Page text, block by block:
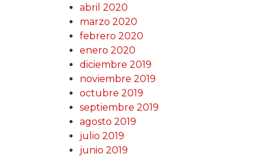
abril 2020
marzo 2020
febrero 2020
enero 2020
diciembre 2019
noviembre 2019
octubre 2019
septiembre 2019
agosto 2019
julio 2019
junio 2019